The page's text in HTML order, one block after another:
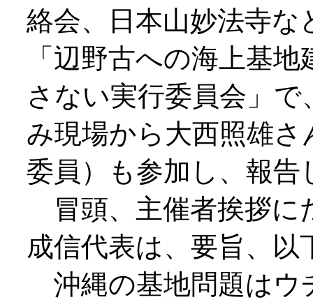
絡会、日本山妙法寺
「辺野古への海上基
さない実行委員会」
み現場から大西照雄
委員）も参加し、報告
冒頭、主催者挨拶に
成信代表は、要旨、
沖縄の基地問題はウ